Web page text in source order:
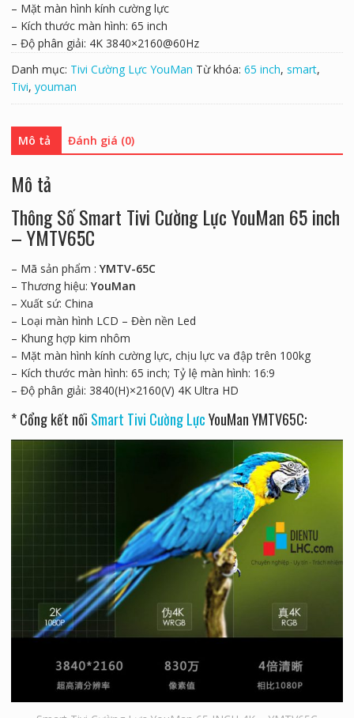
– Mặt màn hình kính cường lực
– Kích thước màn hình: 65 inch
– Độ phân giải: 4K 3840×2160@60Hz
Danh mục: Tivi Cường Lực YouMan Từ khóa: 65 inch, smart,
Tivi, youman
Mô tả Đánh giá (0)
Mô tả
Thông Số Smart Tivi Cường Lực YouMan 65 inch
– YMTV65C
– Mã sản phẩm : YMTV-65C
– Thương hiệu: YouMan
– Xuất sứ: China
– Loại màn hình LCD – Đèn nền Led
– Khung hợp kim nhôm
– Mặt màn hình kính cường lực, chịu lực va đập trên 100kg
– Kích thước màn hình: 65 inch; Tỷ lệ màn hình: 16:9
– Độ phân giải: 3840(H)×2160(V) 4K Ultra HD
* Cổng kết nối Smart Tivi Cường LựcYouMan YMTV65C: